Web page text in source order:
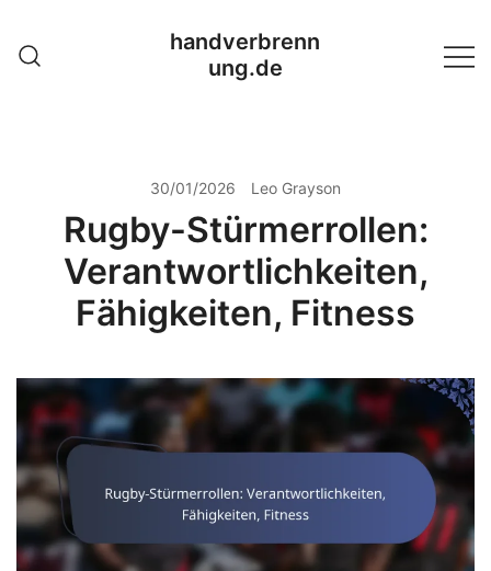
content
handverbrenn
ung.de
30/01/2026 Leo Grayson
Rugby-Stürmerrollen:
Verantwortlichkeiten,
Fähigkeiten, Fitness